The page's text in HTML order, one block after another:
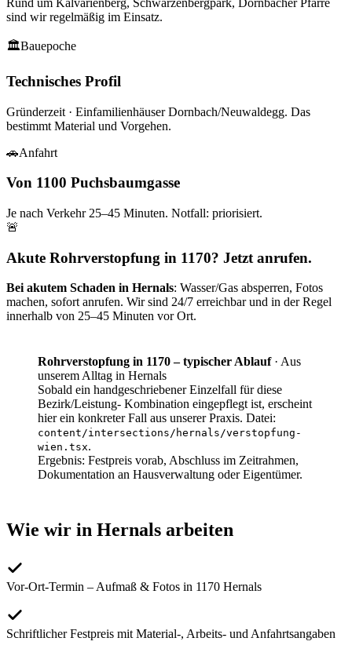
Rund um Kalvarienberg, Schwarzenbergpark, Dornbacher Pfarre
sind wir regelmäßig im Einsatz.
🏛Bauepoche
Technisches Profil
Gründerzeit · Einfamilienhäuser Dornbach/Neuwaldegg. Das
bestimmt Material und Vorgehen.
🚗Anfahrt
Von 1100 Puchsbaumgasse
Je nach Verkehr 25–45 Minuten. Notfall: priorisiert.
🚨
Akute Rohrverstopfung in 1170? Jetzt anrufen.
Bei akutem Schaden in Hernals: Wasser/Gas absperren, Fotos
machen, sofort anrufen. Wir sind 24/7 erreichbar und in der Regel
innerhalb von 25–45 Minuten vor Ort.
Rohrverstopfung in 1170 – typischer Ablauf· Aus
unserem Alltag in Hernals
Sobald ein handgeschriebener Einzelfall für diese
Bezirk/Leistung- Kombination eingepflegt ist, erscheint
hier ein konkreter Fall aus unserer Praxis. Datei:
content/intersections/ hernals/verstopfung-
wien .tsx.
Ergebnis: Festpreis vorab, Abschluss im Zeitrahmen,
Dokumentation an Hausverwaltung oder Eigentümer.
Wie wir in Hernals arbeiten
Vor-Ort-Termin – Aufmaß & Fotos in 1170 Hernals
Schriftlicher Festpreis mit Material-, Arbeits- und Anfahrtsangaben